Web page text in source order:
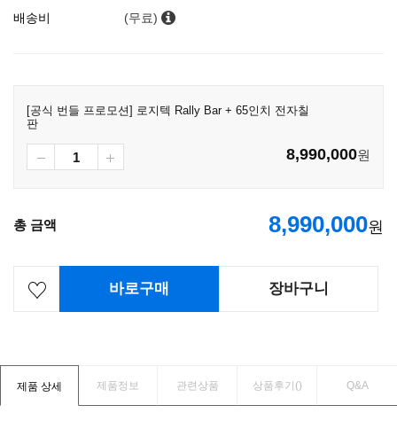
배송비 (무료)
[공식 번들 프로모션] 로지텍 Rally Bar + 65인치 전자칠
판
8,990,000원
총 금액 8,990,000원
바로구매 장바구니
제품 상세 제품정보 관련상품 상품후기() Q&A